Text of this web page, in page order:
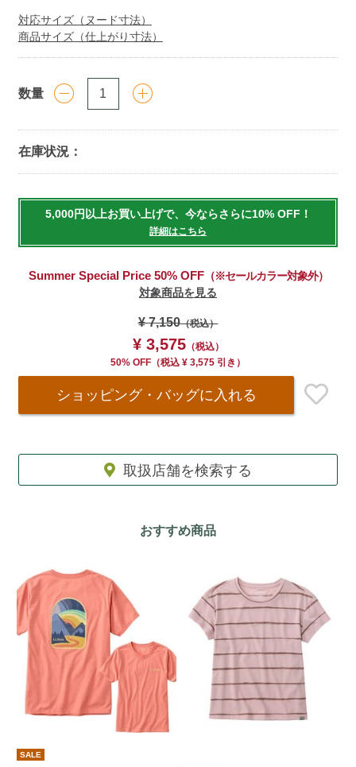
対応サイズ（ヌード寸法）
商品サイズ（仕上がり寸法）
数量
在庫状況：
to
5,000円以上お買い上げで、今ならさらに10% OFF！
詳細はこちら
Summer Special Price 50% OFF（※セールカラー対象外）
対象商品を見る
¥ 7,150（税込）
¥ 3,575（税込）
50% OFF （税込 ¥ 3,575 引き）
ショッピング・バッグに入れる
取扱店舗を検索する
おすすめ商品
SALE